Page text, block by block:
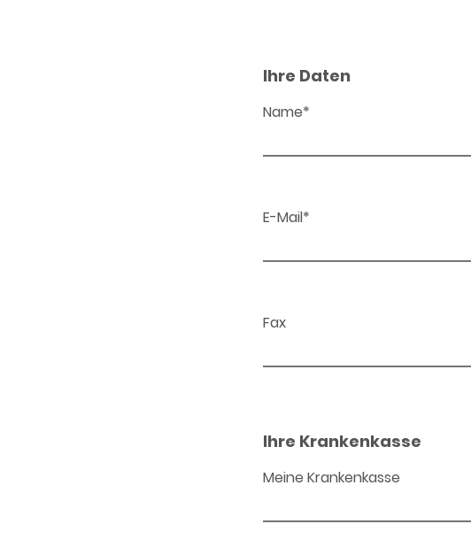
Ihre Daten
Name*
E-Mail*
Fax
Ihre Krankenkasse
Meine Krankenkasse